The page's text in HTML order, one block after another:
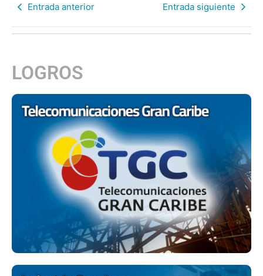
Entrada anterior Entrada siguiente
LOGROS